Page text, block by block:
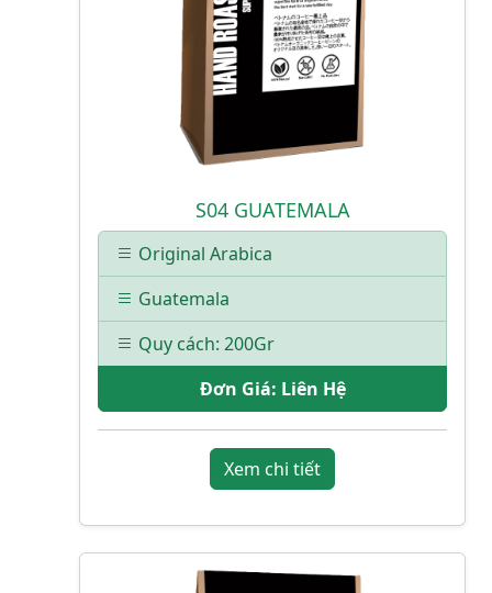
S04 GUATEMALA
Original Arabica
Guatemala
Quy cách: 200Gr
Đơn Giá: Liên Hệ
Xem chi tiết